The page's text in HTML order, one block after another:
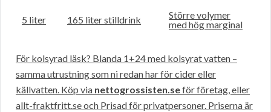
5 liter 165 liter stilldrink
Större volymer
med hög marginal
För kolsyrad läsk? Blanda 1+24 med kolsyrat vatten –
samma utrustning som ni redan har för cider eller
källvatten. Köp via nettogrossisten.seför företag, eller
allt-fraktfritt.se och Prisad för privatpersoner. Priserna är